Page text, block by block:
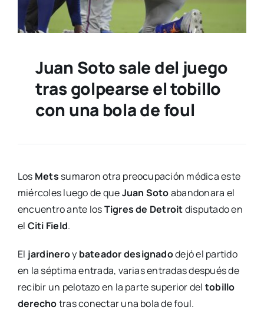
Juan Soto sale del juego
tras golpearse el tobillo
con una bola de foul
Los Mets sumaron otra preocupación médica este
miércoles luego de queJuan Sotoabandonara el
encuentro ante losTigres de Detroitdisputado en
el Citi Field.
El jardineroy bateador designadodejó el partido
en la séptima entrada, varias entradas después de
recibir un pelotazo en la parte superior del tobillo
derechotras conectar una bola de foul.